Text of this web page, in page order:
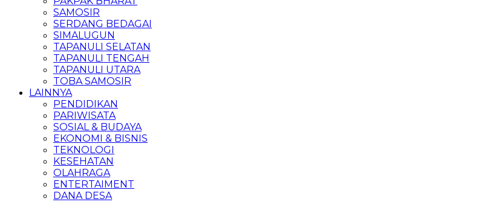
SAMOSIR
SERDANG BEDAGAI
SIMALUGUN
TAPANULI SELATAN
TAPANULI TENGAH
TAPANULI UTARA
TOBA SAMOSIR
LAINNYA
PENDIDIKAN
PARIWISATA
SOSIAL & BUDAYA
EKONOMI & BISNIS
TEKNOLOGI
KESEHATAN
OLAHRAGA
ENTERTAIMENT
DANA DESA